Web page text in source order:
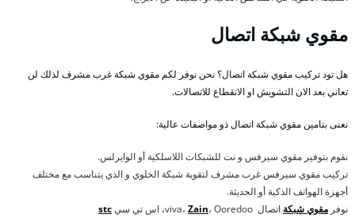
مقوي شبكة اتصال
هل تود تركيب مقوي شبكة اتصال؟ نحن نوفر لكم مقوي شبكة غرب مشرف لذلك لن
تعاني بعد الان التشويش او الانقطاع للاتصالات.
نعنى بتامين مقوي شبكة اتصال ذو مواصفات عالية:
نقوم بتوفير مقوي سيرفس و نت للشبكات اللاسلكية أو الوايرلس.
تركيب مقوي سيرفس غرب مشرف لتقوية شبكة الخلوي و الذي يتناسب مع مختلف
أجهزة الهواتف الذكية أو الحديثة.
نوفر مقوي شبكة اتصال viva، Zain، Ooredoo، اس تي سي
stc